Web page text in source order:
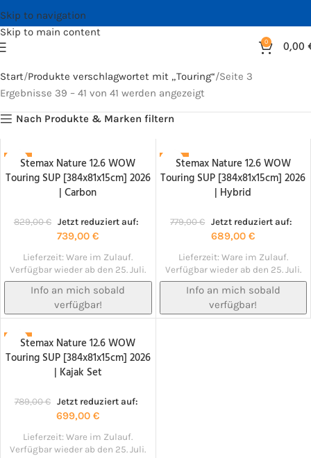
Skip to navigation
Skip to main content
0 0,00
Start Produkte verschlagwortet mit „Touring“ Seite 3
Ergebnisse 39 – 41 von 41 werden angezeigt
Nach Produkte & Marken filtern
-11%
NACHBESTELLT!
Stemax Nature 12.6 WOW
Touring SUP [384x81x15cm] 2026
| Carbon
829,00€ Jetzt reduziert auf:
739,00€
Lieferzeit:Ware im Zulauf.
Verfügbar wieder ab den 25. Juli.
Info an mich sobald
verfügbar!
-12%
NACHBESTELLT!
Stemax Nature 12.6 WOW
Touring SUP [384x81x15cm] 2026
| Hybrid
779,00€ Jetzt reduziert auf:
689,00€
Lieferzeit: Ware im Zulauf.
Verfügbar wieder ab den 25. Juli.
Info an mich sobald
verfügbar!
-11%
NACHBESTELLT!
Stemax Nature 12.6 WOW
Touring SUP [384x81x15cm] 2026
| Kajak Set
789,00€ Jetzt reduziert auf:
699,00€
Lieferzeit:Ware im Zulauf.
Verfügbar wieder ab den 25. Juli.